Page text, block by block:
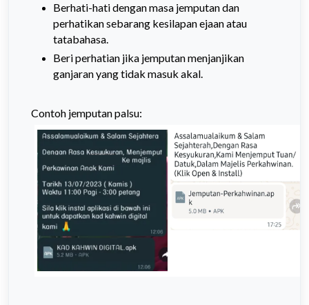
Berhati-hati dengan masa jemputan dan
perhatikan sebarang kesilapan ejaan atau
tatabahasa.
Beri perhatian jika jemputan menjanjikan
ganjaran yang tidak masuk akal.
Contoh jemputan palsu: